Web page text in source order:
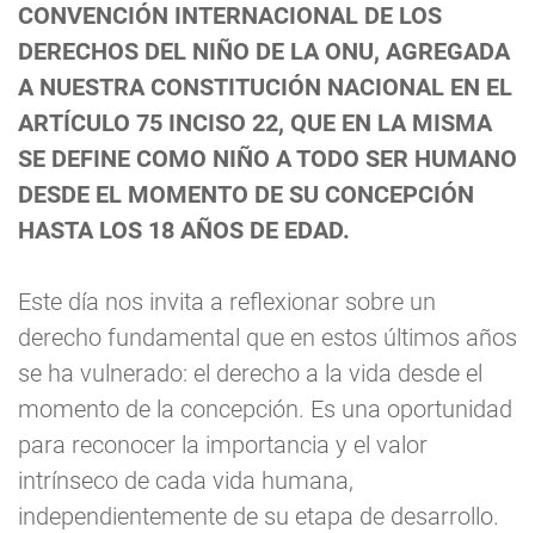
CONVENCIÓN INTERNACIONAL DE LOS
DERECHOS DEL NIÑO DE LA ONU, AGREGADA
A NUESTRA CONSTITUCIÓN NACIONAL EN EL
ARTÍCULO 75 INCISO 22, QUE EN LA MISMA
SE DEFINE COMO NIÑO A TODO SER HUMANO
DESDE EL MOMENTO DE SU CONCEPCIÓN
HASTA LOS 18 AÑOS DE EDAD.
Este día nos invita a reflexionar sobre un
derecho fundamental que en estos últimos años
se ha vulnerado: el derecho a la vida desde el
momento de la concepción. Es una oportunidad
para reconocer la importancia y el valor
intrínseco de cada vida humana,
independientemente de su etapa de desarrollo.